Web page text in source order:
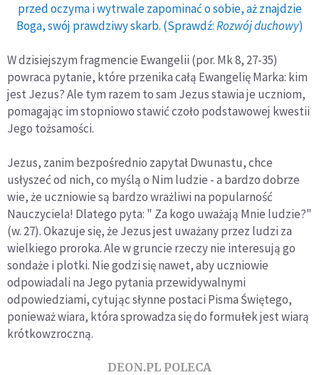
przed oczyma i wytrwale zapominać o sobie, aż znajdzie
Boga, swój prawdziwy skarb. (Sprawdź:Rozwój duchowy)
W dzisiejszym fragmencie Ewangelii (por. Mk 8, 27-35)
powraca pytanie, które przenika całą Ewangelię Marka: kim
jest Jezus? Ale tym razem to sam Jezus stawia je uczniom,
pomagając im stopniowo stawić czoło podstawowej kwestii
Jego tożsamości.
Jezus, zanim bezpośrednio zapytał Dwunastu, chce
usłyszeć od nich, co myślą o Nim ludzie - a bardzo dobrze
wie, że uczniowie są bardzo wrażliwi na popularność
Nauczyciela! Dlatego pyta: " Za kogo uważają Mnie ludzie?"
(w. 27). Okazuje się, że Jezus jest uważany przez ludzi za
wielkiego proroka. Ale w gruncie rzeczy nie interesują go
sondaże i plotki. Nie godzi się nawet, aby uczniowie
odpowiadali na Jego pytania przewidywalnymi
odpowiedziami, cytując słynne postaci Pisma Świętego,
ponieważ wiara, która sprowadza się do formułek jest wiarą
krótkowzroczną.
DEON.PL POLECA